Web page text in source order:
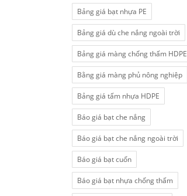
Bảng giá bạt nhựa PE
Bảng giá dù che nắng ngoài trời
Bảng giá màng chống thấm HDPE
Bằng giá màng phủ nông nghiệp
Bảng giá tấm nhựa HDPE
Báo giá bạt che nắng
Báo giá bạt che nắng ngoài trời
Báo giá bạt cuốn
Báo giá bạt nhựa chống thấm